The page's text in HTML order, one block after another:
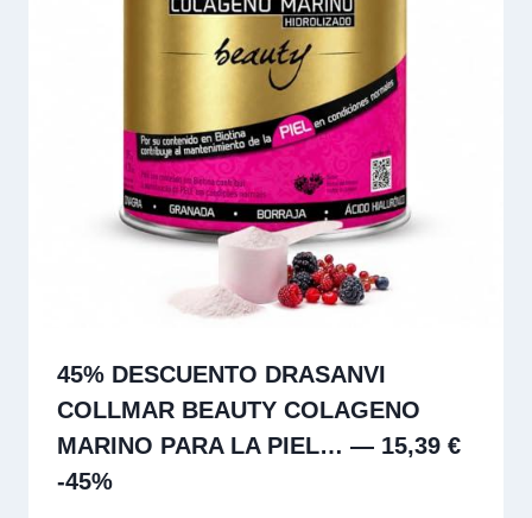
45% DESCUENTO DRASANVI
COLLMAR BEAUTY COLAGENO
MARINO PARA LA PIEL… — 15,39 €
-45%